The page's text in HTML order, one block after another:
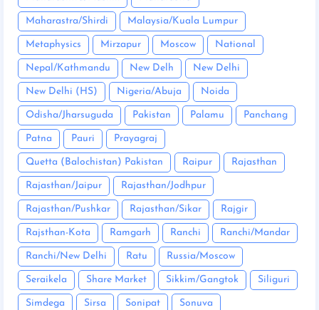
Maharastra/Shirdi Malaysia/Kuala Lumpur
Metaphysics Mirzapur Moscow National
Nepal/Kathmandu New Delh New Delhi
New Delhi (HS) Nigeria/Abuja Noida
Odisha/Jharsuguda Pakistan Palamu Panchang
Patna Pauri Prayagraj
Quetta (Balochistan) Pakistan Raipur Rajasthan
Rajasthan/Jaipur Rajasthan/Jodhpur
Rajasthan/Pushkar Rajasthan/Sikar Rajgir
Rajsthan-Kota Ramgarh Ranchi Ranchi/Mandar
Ranchi/New Delhi Ratu Russia/Moscow
Seraikela Share Market Sikkim/Gangtok Siliguri
Simdega Sirsa Sonipat Sonuva